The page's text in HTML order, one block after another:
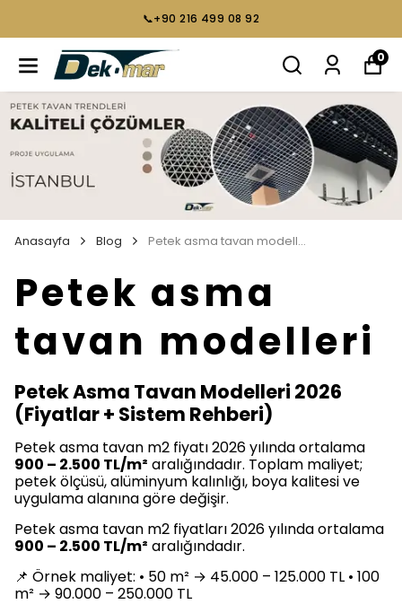
📞+90 216 499 08 92
0
Anasayfa Blog Petek asma tavan modelleri
Petek asma
tavan modelleri
Petek Asma Tavan Modelleri 2026
(Fiyatlar + Sistem Rehberi)
Petek asma tavan m2 fiyatı 2026 yılında ortalama
900 – 2.500 TL/m² aralığındadır. Toplam maliyet;
petek ölçüsü, alüminyum kalınlığı, boya kalitesi ve
uygulama alanına göre değişir.
Petek asma tavan m2 fiyatları 2026 yılında ortalama
900 – 2.500 TL/m² aralığındadır.
📌 Örnek maliyet: • 50 m² → 45.000 – 125.000 TL • 100
m² → 90.000 – 250.000 TL